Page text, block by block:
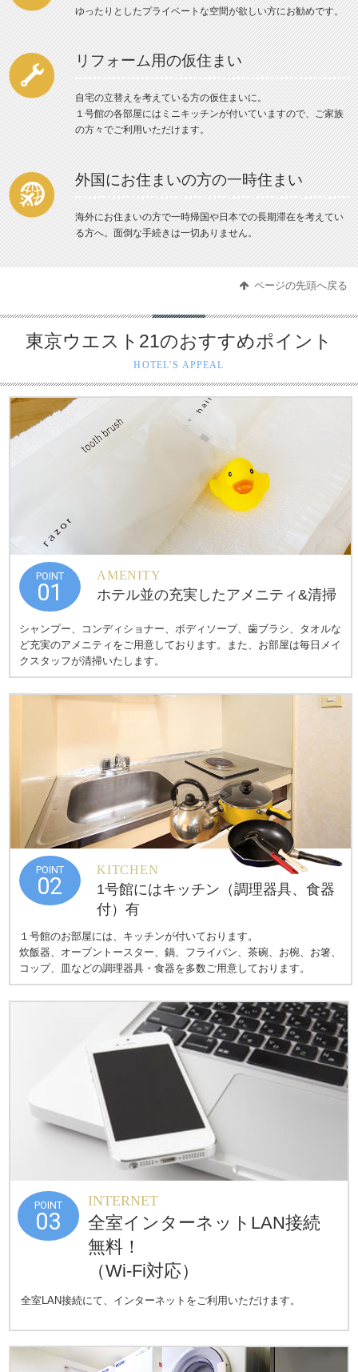
ゆったりとしたプライベートな空間が欲しい方にお勧めです。
リフォーム用の仮住まい
自宅の立替えを考えている方の仮住まいに。
１号館の各部屋にはミニキッチンが付いていますので、ご家族
の方々でご利用いただけます。
外国にお住まいの方の一時住まい
海外にお住まいの方で一時帰国や日本での長期滞在を考えてい
る方へ。面倒な手続きは一切ありません。
ページの先頭へ戻る
東京ウエスト21のおすすめポイント
HOTEL’S APPEAL
POINT
01
AMENITY
ホテル並の充実したアメニティ&清掃
シャンプー、コンディショナー、ボディソープ、歯ブラシ、タオルな
ど充実のアメニティをご用意しております。また、お部屋は毎日メイ
クスタッフが清掃いたします。
POINT
02
KITCHEN
1号館にはキッチン（調理器具、食器
付）有
１号館のお部屋には、キッチンが付いております。
炊飯器、オーブントースター、鍋、フライパン、茶碗、お椀、お箸、
コップ、皿などの調理器具・食器を多数ご用意しております。
POINT
03
INTERNET
全室インターネット LAN接続
無料！
（Wi-Fi対応）
全室LAN接続にて、インターネットをご利用いただけます。